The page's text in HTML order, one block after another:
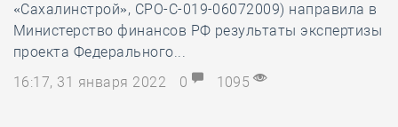
«Сахалинстрой», СРО-С-019-06072009) направила в
Министерство финансов РФ результаты экспертизы
проекта Федерального...
16:17, 31 января 2022
0 1095